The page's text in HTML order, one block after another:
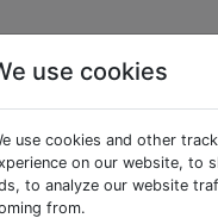
use cookies
use cookies and other
on our website, to
to analyze our website
from.